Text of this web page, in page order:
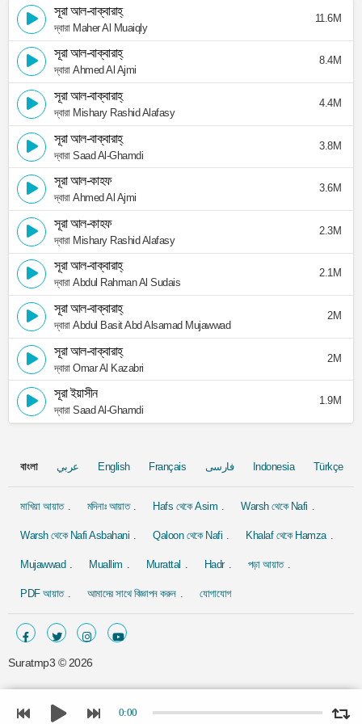
সূরা আল-বাক্বারাহ্
দ্বারা Maher Al Muaiqly
11.6M
সূরা আল-বাক্বারাহ্
দ্বারা Ahmed Al Ajmi
8.4M
সূরা আল-বাক্বারাহ্
দ্বারা Mishary Rashid Alafasy
4.4M
সূরা আল-বাক্বারাহ্
দ্বারা Saad Al-Ghamdi
3.8M
সূরা আল-কাহফ
দ্বারা Ahmed Al Ajmi
3.6M
সূরা আল-কাহফ
দ্বারা Mishary Rashid Alafasy
2.3M
সূরা আল-বাক্বারাহ্
দ্বারা Abdul Rahman Al Sudais
2.1M
সূরা আল-বাক্বারাহ্
দ্বারা Abdul Basit Abd Alsamad Mujawwad
2M
সূরা আল-বাক্বারাহ্
দ্বারা Omar Al Kazabri
2M
সূরা ইয়াসীন
দ্বারা Saad Al-Ghamdi
1.9M
বাংলা عربي English Français فارسی Indonesia Türkçe
মাখিয়া আয়াত মদিনাঃ আয়াত Hafs থেকে Asim Warsh থেকে Nafi
Warsh থেকে Nafi Asbahani Qaloon থেকে Nafi Khalaf থেকে Hamza
Mujawwad Muallim Murattal Hadr পড়া আয়াত
PDF আয়াত আমাদের সাথে বিজ্ঞাপন করুন যোগাযোগ
Suratmp3 © 2026
0:00